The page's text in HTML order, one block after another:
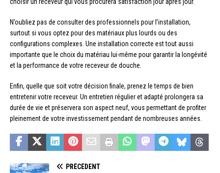
choisir un receveur qui vous procurera satisfaction jour après jour.
N’oubliez pas de consulter des professionnels pour l’installation,
surtout si vous optez pour des matériaux plus lourds ou des
configurations complexes. Une installation correcte est tout aussi
importante que le choix du matériau lui-même pour garantir la longévité
et la performance de votre receveur de douche.
Enfin, quelle que soit votre décision finale, prenez le temps de bien
entretenir votre receveur. Un entretien régulier et adapté prolongera sa
durée de vie et préservera son aspect neuf, vous permettant de profiter
pleinement de votre investissement pendant de nombreuses années.
PRÉCÉDENT